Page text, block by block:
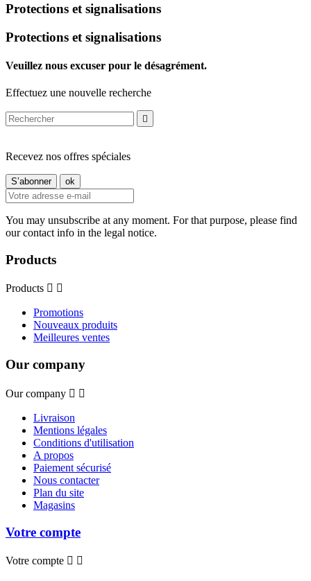
Protections et signalisations
Protections et signalisations
Veuillez nous excuser pour le désagrément.
Effectuez une nouvelle recherche

Recevez nos offres spéciales
You may unsubscribe at any moment. For that purpose, please find
our contact info in the legal notice.
Products
Products  
Promotions
Nouveaux produits
Meilleures ventes
Our company
Our company  
Livraison
Mentions légales
Conditions d'utilisation
A propos
Paiement sécurisé
Nous contacter
Plan du site
Magasins
Votre compte
Votre compte  